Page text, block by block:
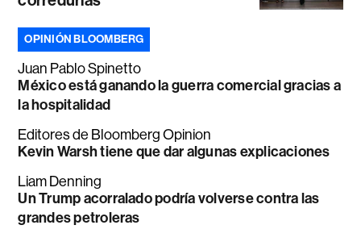
OPINIÓN BLOOMBERG
Juan Pablo Spinetto
México está ganando la guerra comercial gracias a
la hospitalidad
Editores de Bloomberg Opinion
Kevin Warsh tiene que dar algunas explicaciones
Liam Denning
Un Trump acorralado podría volverse contra las
grandes petroleras